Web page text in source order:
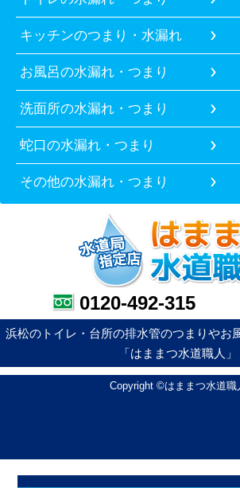
キッチンのつまり・水漏れ
お風呂の水漏れ・つまり
洗面所の水漏れ・つまり
蛇口の水漏れ・つまり
その他の水漏れ・つまり
0120-492-315
浜松のトイレ・台所の排水管のつまりやお
「はままつ水道職人」
Copyright ©はままつ水道職